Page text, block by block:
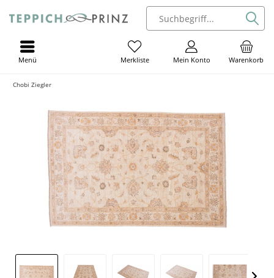
Warenkorb
Mein Konto
Merkliste
Menü
Chobi Ziegler